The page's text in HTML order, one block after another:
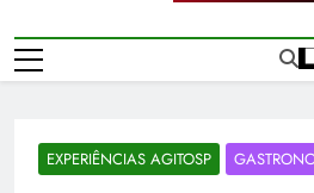
EXPERIÊNCIAS AGITOSP